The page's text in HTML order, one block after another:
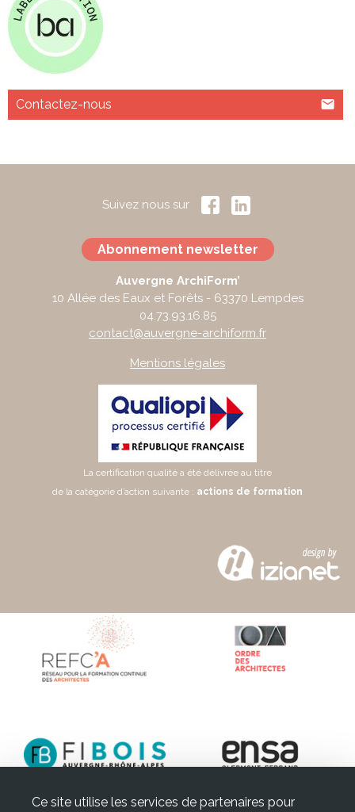
Contactez-nous
Suivez nous sur
Abonnement newsletter
Auvergne ArchiForm’
10 Allée des Eaux et Forêts - 63370 Lempdes
04.73.93.16.85
contact@auvergne-archiform.fr
Mentions légales
La certification qualité a été délivrée au titre
de la catégorie d’action suivante : actions de formation
Ce site utilise les services de partenaires pour